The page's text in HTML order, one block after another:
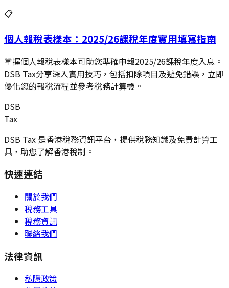
📋
個人報稅表樣本：2025/26課稅年度實用填寫指南
掌握個人報稅表樣本可助您準確申報2025/26課稅年度入息。
DSB Tax分享深入實用技巧，包括扣除項目及避免錯誤，立即
優化您的報稅流程並參考稅務計算機。
DSB
Tax
DSB Tax 是香港稅務資訊平台，提供稅務知識及免費計算工
具，助您了解香港稅制。
快速連結
關於我們
稅務工具
稅務資訊
聯絡我們
法律資訊
私隱政策